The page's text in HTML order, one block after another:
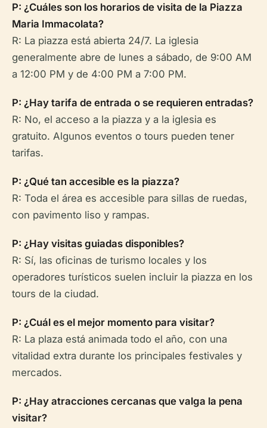
P: ¿Cuáles son los horarios de visita de la Piazza
Maria Immacolata?
R: La piazza está abierta 24/7. La iglesia
generalmente abre de lunes a sábado, de 9:00 AM
a 12:00 PM y de 4:00 PM a 7:00 PM.
P: ¿Hay tarifa de entrada o se requieren entradas?
R: No, el acceso a la piazza y a la iglesia es
gratuito. Algunos eventos o tours pueden tener
tarifas.
P: ¿Qué tan accesible es la piazza?
R: Toda el área es accesible para sillas de ruedas,
con pavimento liso y rampas.
P: ¿Hay visitas guiadas disponibles?
R: Sí, las oficinas de turismo locales y los
operadores turísticos suelen incluir la piazza en los
tours de la ciudad.
P: ¿Cuál es el mejor momento para visitar?
R: La plaza está animada todo el año, con una
vitalidad extra durante los principales festivales y
mercados.
P: ¿Hay atracciones cercanas que valga la pena
visitar?